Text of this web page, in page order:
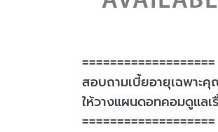
===================
สอบถามเบี้ยอายุเฉพา
ให้วางแผนดอทคอมดูแล
===================